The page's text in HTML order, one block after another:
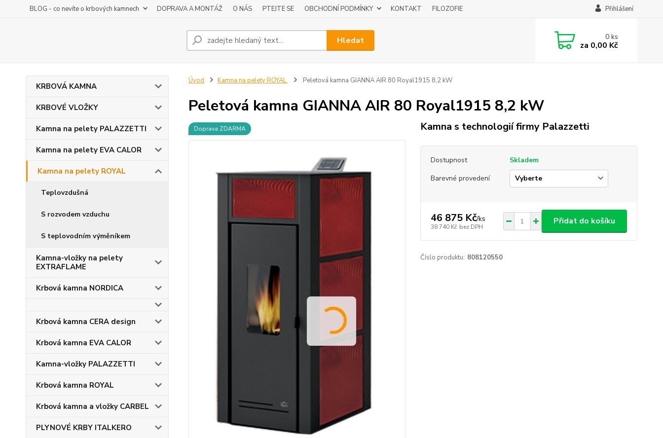
BLOG - co nevíte o krbových kamnech DOPRAVA A MONTÁŽ O NÁS PTEJTE SE OBCHODNÍ PODMÍNKY KONTAKT FILOZOFIE Přihlášení
Hledat 0ks
za 0,00 Kč
KRBOVÁ KAMNA
KRBOVÉ VLOŽKY
Kamna na pelety PALAZZETTI
Kamna na pelety EVA CALOR
Kamna na pelety ROYAL
Teplovzdušná
S rozvodem vzduchu
S teplovodním výměníkem
Kamna-vložky na pelety
EXTRAFLAME
Krbová kamna NORDICA
Krbová kamna CERA design
Krbová kamna EVA CALOR
Kamna-vložky PALAZZETTI
Krbová kamna ROYAL
Krbová kamna a vložky CARBEL
PLYNOVÉ KRBY ITALKERO
Úvod Kamna na pelety ROYAL Peletová kamna GIANNA AIR 80 Royal1915 8,2 kW
Peletová kamna GIANNA AIR 80 Royal1915 8,2 kW
Doprava ZDARMA Kamna s technologií firmy Palazzetti
Dostupnost
Skladem
Barevné provedení
46 875 Kč/ks
38 740 Kč bez DPH
Přidat do košíku
Číslo produktu: 808120550